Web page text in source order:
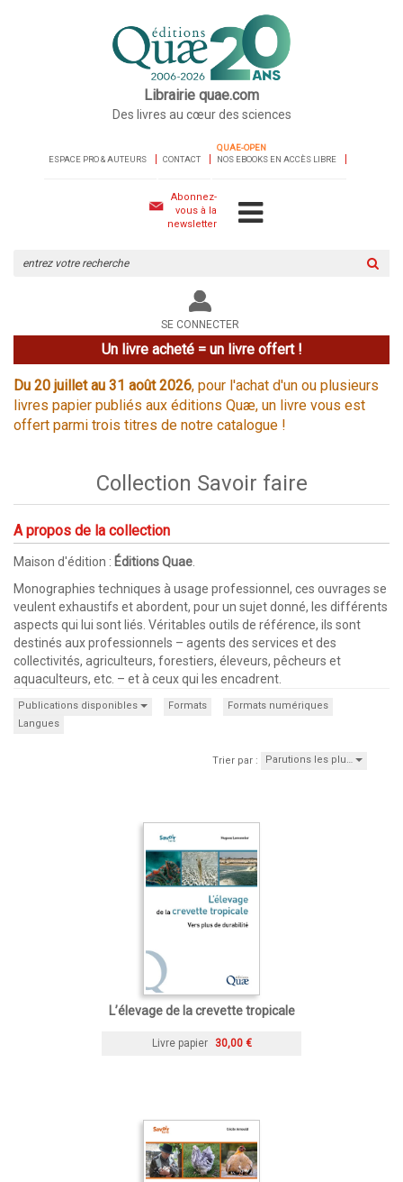
Librairie quae.com
Des livres au cœur des sciences
ESPACE PRO & AUTEURS CONTACT
QUAE-OPEN
NOS EBOOKS EN ACCÈS LIBRE
Abonnez-
vous à la
newsletter
le
site
SE CONNECTER
Un livre acheté = un livre offert !
Du 20 juillet au 31 août 2026, pour l'achat d'un ou plusieurs
livres papier publiés aux éditions Quæ, un livre vous est
offert parmi trois titres de notre catalogue !
Collection Savoir faire
A propos de la collection
Maison d'édition : Éditions Quae
Monographies techniques à usage professionnel, ces ouvrages se
veulent exhaustifs et abordent, pour un sujet donné, les différents
aspects qui lui sont liés. Véritables outils de référence, ils sont
destinés aux professionnels – agents des services et des
collectivités, agriculteurs, forestiers, éleveurs, pêcheurs et
aquaculteurs, etc. – et à ceux qui les encadrent.
Publications disponibles Formats
Formats numériques
Langues
Trier par : Parutions les plu…
L’élevage de la crevette tropicale
Livre papier 30,00 €